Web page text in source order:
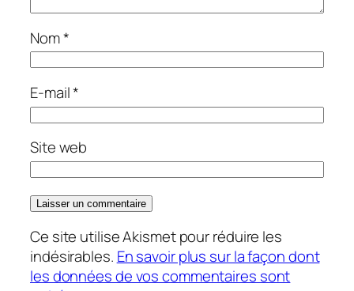
Nom*
E-mail*
Site web
Ce site utilise Akismet pour réduire les
indésirables. En savoir plus sur la façon dont
les données de vos commentaires sont